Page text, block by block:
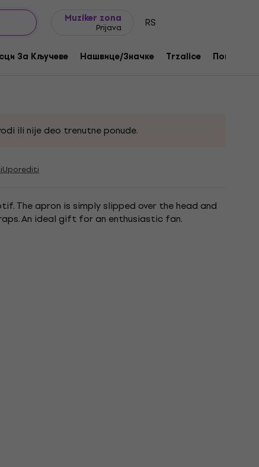
Muziker zona
Prijava RS
За Кључеве Нашвице/Значке Trzalice Поклони
ili nije deo trenutne ponude.
Uporediti
The apron is simply slipped over the head and
An ideal gift for an enthusiastic fan.